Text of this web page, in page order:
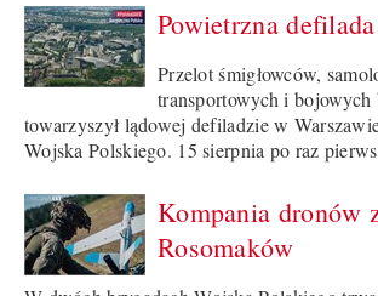
Powietrzna defilada
Przelot śmigłowców,
transportowych i bojowych
towarzyszył lądowej defiladzie w
Wojska Polskiego. 15 sierpnia po raz
Kompania dronów
Rosomaków